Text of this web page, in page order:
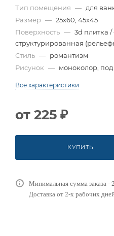
Тип помещения — для
Размер — 25x60, 45x45
Поверхность — 3d плитка
структурированная
Стиль — романтизм
Рисунок — моноколор,
Все характеристики
от 225 ₽
КУПИТЬ
Минимальная сумма заказа -
Доставка от 2-х рабочих